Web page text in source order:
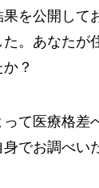
を公開して
。あなたが
？
て医療格差
でお調べい